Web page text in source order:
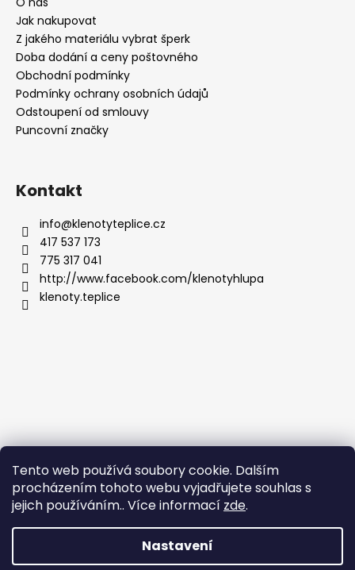
Tento web používá soubory cookie. Dalším
procházením tohoto webu vyjadřujete souhlas s
jejich používáním.. Více informací zde.
Nastavení
Jak nakupovat
Z jakého materiálu vybrat šperk
Doba dodání a ceny poštovného
Obchodní podmínky
Podmínky ochrany osobních údajů
Odstoupení od smlouvy
Puncovní značky
Kontakt
info@klenotyteplice.cz
417 537 173
775 317 041
http://www.facebook.com/klenotyhlupa
klenoty.teplice